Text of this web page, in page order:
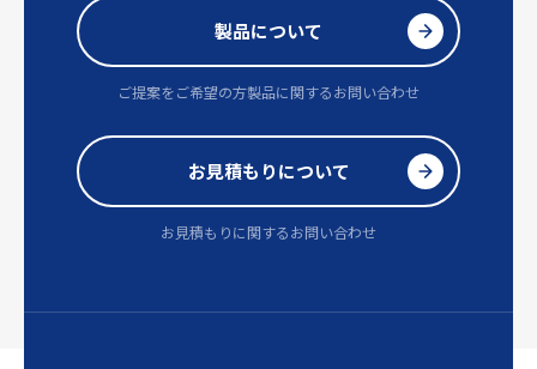
製品について
ご提案をご希望の方製品に関するお問い合わせ
お見積もりについて
お見積もりに関するお問い合わせ